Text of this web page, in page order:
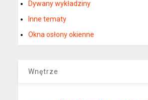
Dywany wykładziny
Inne tematy
Okna osłony okienne
Wnętrze